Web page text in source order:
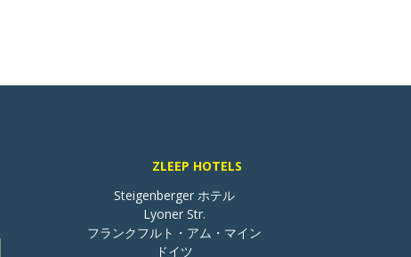
ZLEEP HOTELS
Steigenberger ホテル
Lyoner Str.
フランクフルト・アム・マイン
ドイツ